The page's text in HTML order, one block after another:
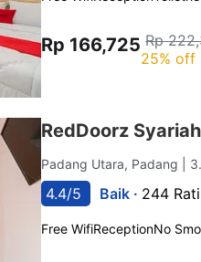
Rp 166,725 Rp
25% off
RedDoorz
Padang Utara, Padang |
4.4/5 Baik · 244
Free WifiReceptionNo